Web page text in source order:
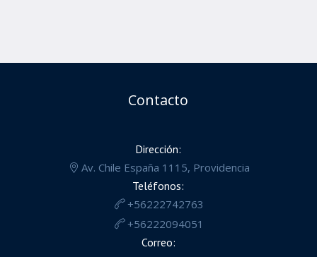
Contacto
Dirección:
Av. Chile España 1115, Providencia
Teléfonos:
+56222742763
+56222094051
Correo: